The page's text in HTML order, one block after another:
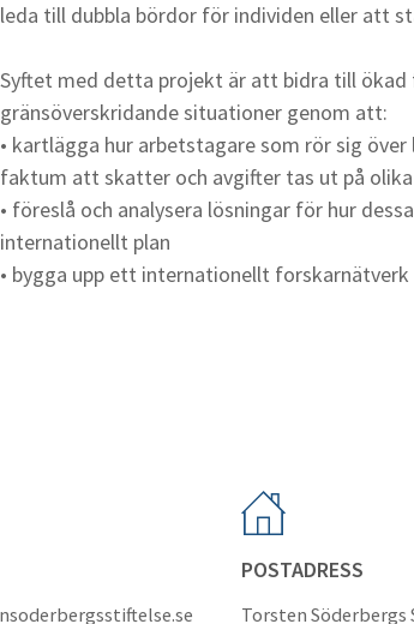
leda till dubbla bördor för individen eller att
Syftet med detta projekt är att bidra till
gränsöverskridande situationer genom att:
• kartlägga hur arbetstagare som rör sig
faktum att skatter och avgifter tas ut på
• föreslå och analysera lösningar för hur
internationellt plan
• bygga upp ett internationellt
POSTADRESS
Torsten Söderbergs